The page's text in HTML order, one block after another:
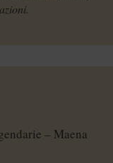
– Maena